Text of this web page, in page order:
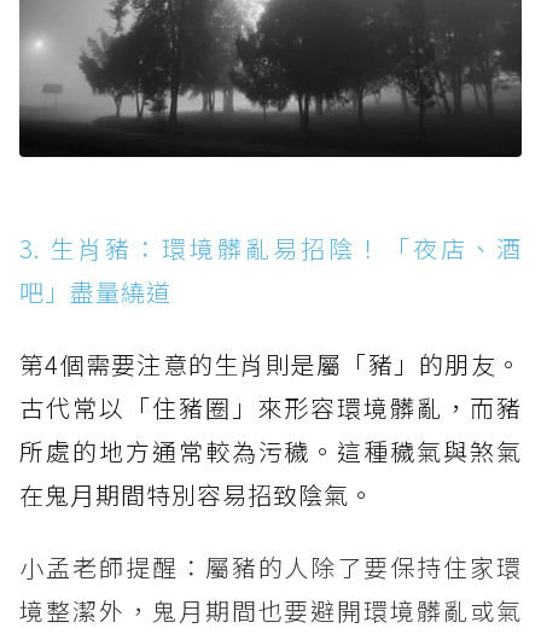
3. 生肖豬：環境髒亂易招陰！「夜店、酒
吧」盡量繞道
第4個需要注意的生肖則是屬「豬」的朋友。
古代常以「住豬圈」來形容環境髒亂，而豬
所處的地方通常較為污穢。這種穢氣與煞氣
在鬼月期間特別容易招致陰氣。
小孟老師提醒：屬豬的人除了要保持住家環
境整潔外，鬼月期間也要避開環境髒亂或氣